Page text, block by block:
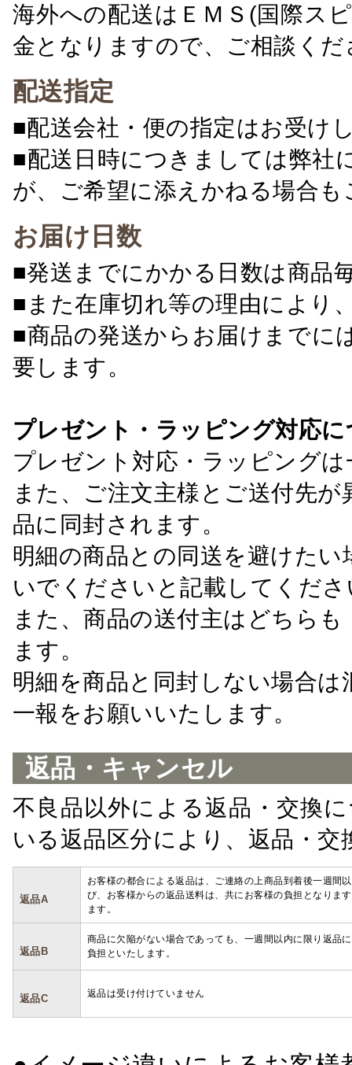
海外への配送はＥＭＳ(国際ス
金となりますので、ご相談くだ
配送指定
■配送会社・便の指定はお受け
■配送日時につきましては弊社
が、ご希望に添えかねる場合
お届け日数
■発送までにかかる日数は商品
■また在庫切れ等の理由により
■商品の発送からお届けまでに
要します。
プレゼント・ラッピング対応
プレゼント対応・ラッピング
また、ご注文主様とご送付先
品に同封されます。
明細の商品との同送を避けた
いでくださいと記載してくださ
また、商品の送付主はどちら
ます。
明細を商品と同封しない場合
一報をお願いいたします。
返品・キャンセル
不良品以外による返品・交換
いる返品区分により、返品・
返品A
お客様の都合による返品は、ご連絡の上商品到着後一週間
び、お客様からの返品送料は、共にお客様の負担となりま
ます。
返品B
商品に欠陥がない場合であっても、一週間以内に限り返品
負担といたします。
返品C 返品は受け付けていません